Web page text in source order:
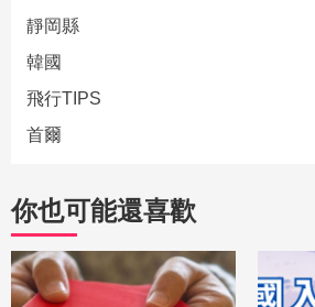
靜岡縣
韓國
飛行TIPS
首爾
你也可能還喜歡